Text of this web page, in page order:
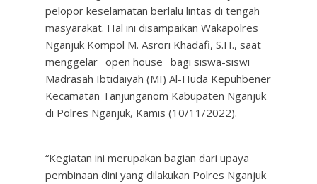
pelopor keselamatan berlalu lintas di tengah
masyarakat. Hal ini disampaikan Wakapolres
Nganjuk Kompol M. Asrori Khadafi, S.H., saat
menggelar _open house_ bagi siswa-siswi
Madrasah Ibtidaiyah (MI) Al-Huda Kepuhbener
Kecamatan Tanjunganom Kabupaten Nganjuk
di Polres Nganjuk, Kamis (10/11/2022).
“Kegiatan ini merupakan bagian dari upaya
pembinaan dini yang dilakukan Polres Nganjuk